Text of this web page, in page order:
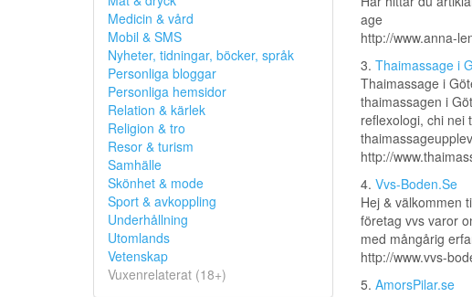
Medicin & vård
Mobil & SMS
Nyheter, tidningar, böcker, språk
Personliga bloggar
Personliga hemsidor
Relation & kärlek
Religion & tro
Resor & turism
Samhälle
Skönhet & mode
Sport & avkoppling
Underhållning
Utomlands
Vetenskap
Vuxenrelaterat (18+)
age
http://www.anna-
3. Thaimassage i
Thaimassage i
thaimassagen i
reflexologi, chi nei
http://
4. Vvs-Boden.Se
Hej & välkommen
företag vvs varor
med mångårig
http://www.vvs-
5. AmorsPilar.se